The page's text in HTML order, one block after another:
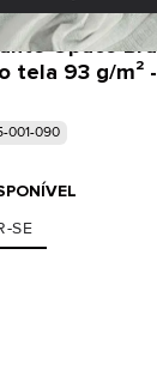
Opaco
tela 93 g/m²
001-090
SE